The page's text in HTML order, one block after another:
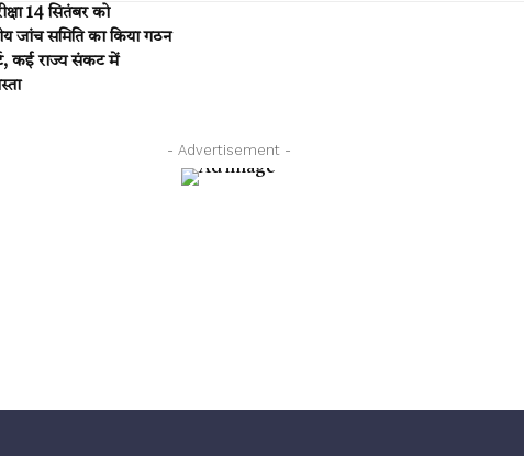
14 सितंबर को
जांच समिति का किया गठन
कई राज्य संकट में
- Advertisement -